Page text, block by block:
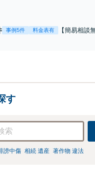
事例5件 料金表有
【簡易相談
す
謗中傷 相続 遺産 著作物 違法